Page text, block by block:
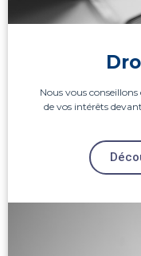
Nous vous
de vos intérêts